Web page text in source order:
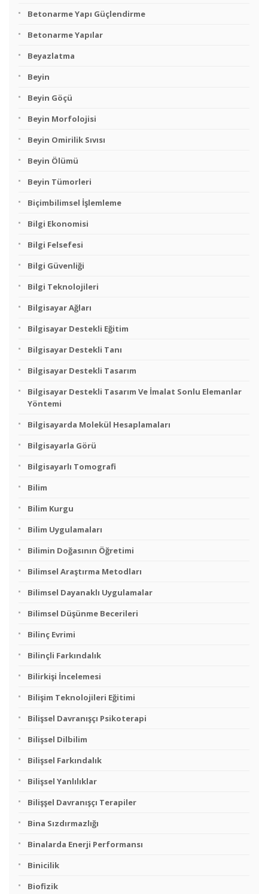
Betonarme Yapı Güçlendirme
Betonarme Yapılar
Beyazlatma
Beyin
Beyin Göçü
Beyin Morfolojisi
Beyin Omirilik Sıvısı
Beyin Ölümü
Beyin Tümorleri
Biçimbilimsel İşlemleme
Bilgi Ekonomisi
Bilgi Felsefesi
Bilgi Güvenliği
Bilgi Teknolojileri
Bilgisayar Ağları
Bilgisayar Destekli Eğitim
Bilgisayar Destekli Tanı
Bilgisayar Destekli Tasarım
Bilgisayar Destekli Tasarım Ve İmalat Sonlu Elemanlar
Yöntemi
Bilgisayarda Molekül Hesaplamaları
Bilgisayarla Görü
Bilgisayarlı Tomografi
Bilim
Bilim Kurgu
Bilim Uygulamaları
Bilimin Doğasının Öğretimi
Bilimsel Araştırma Metodları
Bilimsel Dayanaklı Uygulamalar
Bilimsel Düşünme Becerileri
Bilinç Evrimi
Bilinçli Farkındalık
Bilirkişi İncelemesi
Bilişim Teknolojileri Eğitimi
Bilişsel Davranışçı Psikoterapi
Bilişsel Dilbilim
Bilişsel Farkındalık
Bilişsel Yanlılıklar
Bilişşel Davranışçı Terapiler
Bina Sızdırmazlığı
Binalarda Enerji Performansı
Binicilik
Biofizik